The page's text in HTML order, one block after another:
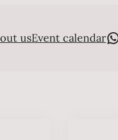
usEvent calendar